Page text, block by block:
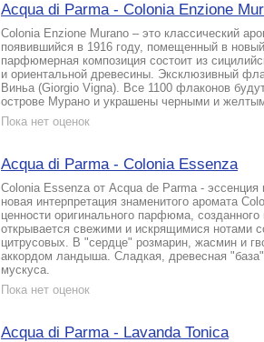
Acqua di Parma - Colonia Enzione
Colonia Enzione Murano – это классический
появившийся в 1916 году, помещенный в
парфюмерная композиция состоит из
и ориентальной древесины. Эксклюзивный
Виньа (Giorgio Vigna). Все 1100 флаконов
острове Мурано и украшены черными и
Пока нет оценок
Acqua di Parma - Colonia Essenza
Colonia Essenza от Acqua de Parma -
новая интерпретация знаменитого аромата
ценности оригинального парфюма,
открывается свежими и искрящимися нотами
цитрусовых. В "сердце" розмарин, жасмин и
аккордом ландыша. Сладкая, древесная
мускуса.
Пока нет оценок
Acqua di Parma - Lavanda Tonica